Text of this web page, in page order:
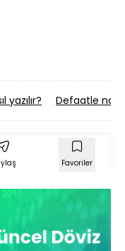
yazılır? Defaatle nasıl
Favoriler